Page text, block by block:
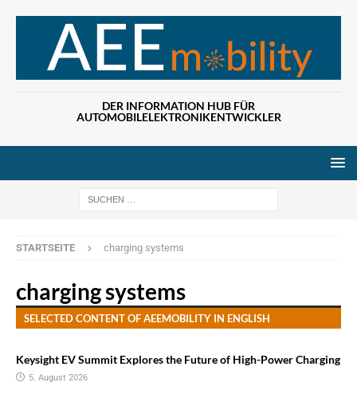
DER INFORMATION HUB FÜR
AUTOMOBILELEKTRONIKENTWICKLER
STARTSEITE charging systems
charging systems
SELECTED CONTENT OF AEEMOBILITY IN ENGLISH
Keysight EV Summit Explores the Future of High-Power Charging
5. August 2026